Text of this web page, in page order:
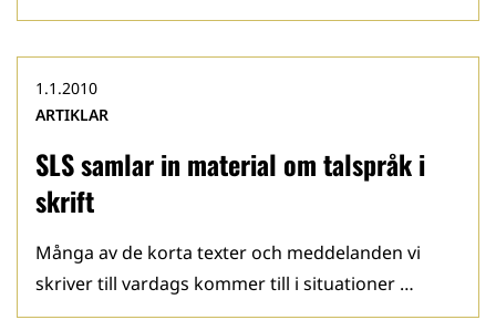
SLS samlar in material om talspråk i
skrift
1.1.2010
ARTIKLAR
Många av de korta texter och meddelanden vi
skriver till vardags kommer till i situationer …